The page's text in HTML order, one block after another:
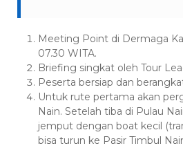
Meeting Point di Dermaga
07.30 WITA.
Briefing singkat oleh Tour
Peserta bersiap dan
Untuk rute pertama akan
Nain. Setelah tiba di Pulau
jemput dengan boat kecil
bisa turun ke Pasir Timbul